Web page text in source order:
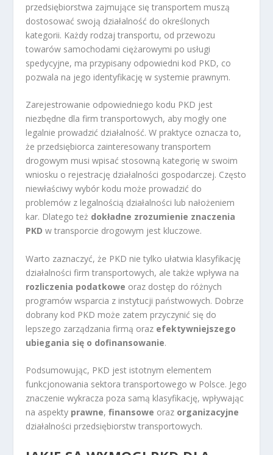
przedsiębiorstwa zajmujące się transportem muszą
dostosować swoją działalność do określonych
kategorii. Każdy rodzaj transportu, od przewozu
towarów samochodami ciężarowymi po usługi
spedycyjne, ma przypisany odpowiedni kod PKD, co
pozwala na jego identyfikację w systemie prawnym.
Zarejestrowanie odpowiedniego kodu PKD jest
niezbędne dla firm transportowych, aby mogły one
legalnie prowadzić działalność. W praktyce oznacza to,
że przedsiębiorca zainteresowany transportem
drogowym musi wpisać stosowną kategorię w swoim
wniosku o rejestrację działalności gospodarczej. Często
niewłaściwy wybór kodu może prowadzić do
problemów z legalnością działalności lub nałożeniem
kar. Dlatego też dokładne zrozumienie znaczenia
PKD w transporcie drogowym jest kluczowe.
Warto zaznaczyć, że PKD nie tylko ułatwia klasyfikację
działalności firm transportowych, ale także wpływa na
rozliczenia podatkowe oraz dostęp do różnych
programów wsparcia z instytucji państwowych. Dobrze
dobrany kod PKD może zatem przyczynić się do
lepszego zarządzania firmą oraz efektywniejszego
ubiegania się o dofinansowanie.
Podsumowując, PKD jest istotnym elementem
funkcjonowania sektora transportowego w Polsce. Jego
znaczenie wykracza poza samą klasyfikację, wpływając
na aspekty prawne,finansowe oraz organizacyjne
działalności przedsiębiorstw transportowych.